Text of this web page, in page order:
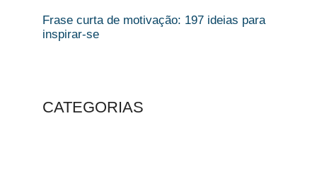
Frase curta de motivação: 197 ideias para
inspirar-se
CATEGORIAS